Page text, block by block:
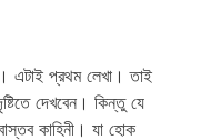
এটাই প্রথম লেখা। তাই
দেখবেন। কিন্তু যে
কাহিনী। যা হোক